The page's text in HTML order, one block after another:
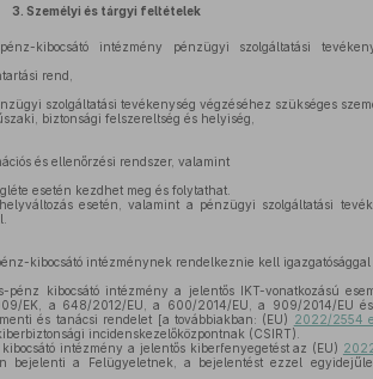
3. Személyi és tárgyi feltételek
kibocsátó intézmény pénzügyi szolgáltatási
rend,
szolgáltatási tevékenység végzéséhez szükséges
biztonsági felszereltség és helyiség,
és ellenőrzési rendszer, valamint
esetén kezdhet meg és folytathat.
esetén, valamint a pénzügyi szolgáltatási
kibocsátó intézménynek rendelkeznie kell igazgatósággal
kibocsátó intézmény a jelentős IKT-vonatkozású
EK, a 648/2012/EU, a 600/2014/EU, a 909/2014/EU
és tanácsi rendelet [a továbbiakban: (EU) 2022/2554
incidenskezelőközpontnak (CSIRT).
intézmény a jelentős kiberfenyegetést az (EU)
bejelenti a Felügyeletnek, a bejelentést ezzel